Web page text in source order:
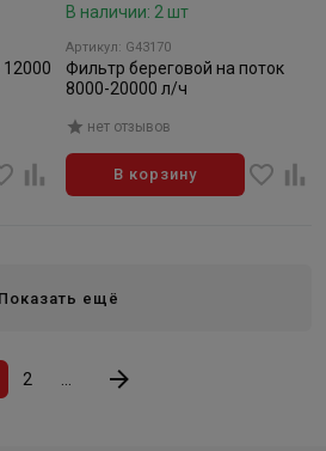
12000
В наличии: 2 шт
Артикул: G43170
Фильтр береговой на поток
8000-20000 л/ч
нет отзывов
В корзину
Показать ещё
2